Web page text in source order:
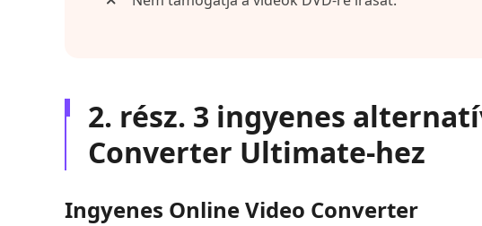
2. rész. 3 ingyenes
Converter Ultimate-hez
Ingyenes Online Video Converter